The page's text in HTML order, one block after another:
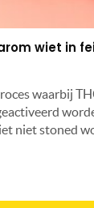
wiet in
waarbij
niet stoned